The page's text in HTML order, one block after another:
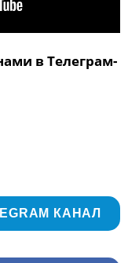
в Телеграм-
КАНАЛ